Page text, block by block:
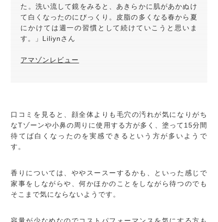
た。洗い流して鏡をみると、あきらかに肌があかぬけ
て白くなったのにびっくり。皮脂の多くなる春から夏
にかけては週一の習慣として続けていこうと思いま
す。」Liliynさん
アマゾンレビュー
口コミを見ると、顔全体よりも毛穴の汚れが気になりがち
なTゾーンや小鼻の周りに使用する方が多く、塗って15分間
待てば白くなったのを実感できるという方が多いようで
す。
香りについては、ややスースーするかも、といった感じで
家事をしながらや、何かほかのことをしながら待つのでも
そこまで気にならないようです。
容量が少なめなのでコストパフォーマンスを気にする方も